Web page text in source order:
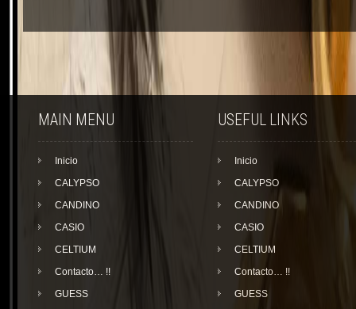
MAIN MENU
Inicio
CALYPSO
CANDINO
CASIO
CELTIUM
Contacto… !!
GUESS
USEFUL LINKS
Inicio
CALYPSO
CANDINO
CASIO
CELTIUM
Contacto… !!
GUESS